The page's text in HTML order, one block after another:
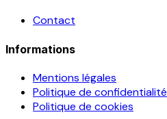
Contact
Informations
Mentions légales
Politique de confidentialité
Politique de cookies